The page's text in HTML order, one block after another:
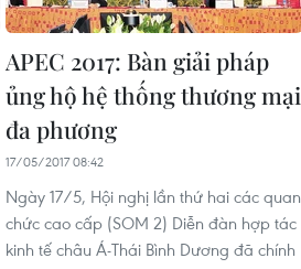
APEC 2017: Bàn giải pháp
ủng hộ hệ thống thương mại
đa phương
17/05/2017 08:42
Ngày 17/5, Hội nghị lần thứ hai các quan
chức cao cấp (SOM 2) Diễn đàn hợp tác
kinh tế châu Á-Thái Bình Dương đã chính